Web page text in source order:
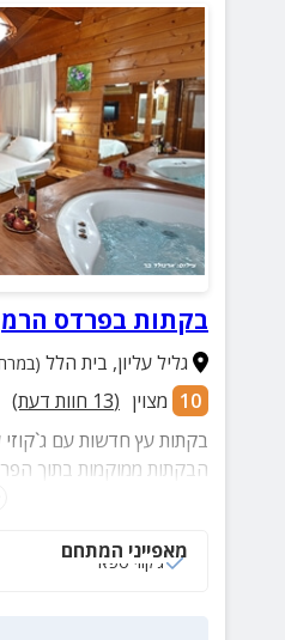
בקתות בפרדס
גליל עליון, בית הלל (במרחק
10 מצוין (
13 חוות דעת)
בקתות עץ חדשות עם ג`קוזי
הבקתות ממוקמות בתוך
הפרטיות ומשקיפות לנוף
מאפייני המתחם
ג‘קוזי ספא